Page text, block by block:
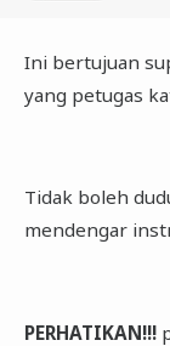
Ini bertujuan
yang petugas
Tidak boleh
mendengar
PERHATIKAN!!!